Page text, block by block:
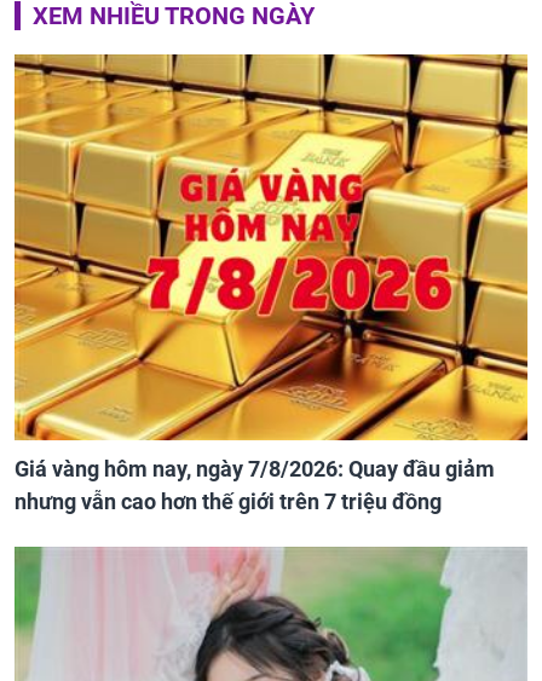
XEM NHIỀU TRONG NGÀY
Giá vàng hôm nay, ngày 7/8/2026: Quay đầu giảm
nhưng vẫn cao hơn thế giới trên 7 triệu đồng